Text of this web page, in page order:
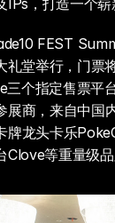
IPs，打造一个
FEST
礼堂举行，门票
三个指定售票平
展商，来自中国
牌龙头卡乐
Clove等重量级